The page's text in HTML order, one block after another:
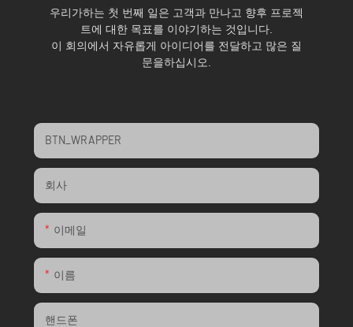
우리가하는 첫 번째 일은 고객과 만나고 향후 프로젝
트에 대한 목표를 이야기하는 것입니다.
이 회의에서 자유롭게 아이디어를 전달하고 많은 질
문을하십시오.
BTN_WRAPPER
회사
이메일
이름
핸드폰